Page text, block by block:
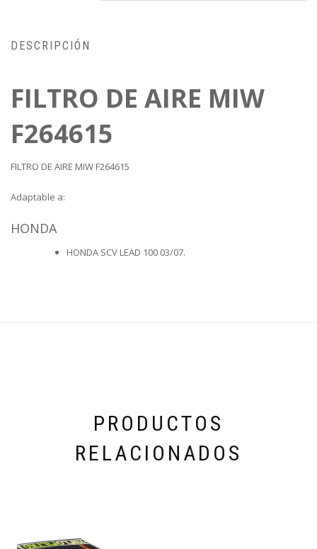
DESCRIPCIÓN
FILTRO DE AIRE MIW
F264615
FILTRO DE AIRE MIW F264615
Adaptable a:
HONDA
HONDA SCV LEAD 100 03/07.
PRODUCTOS
RELACIONADOS